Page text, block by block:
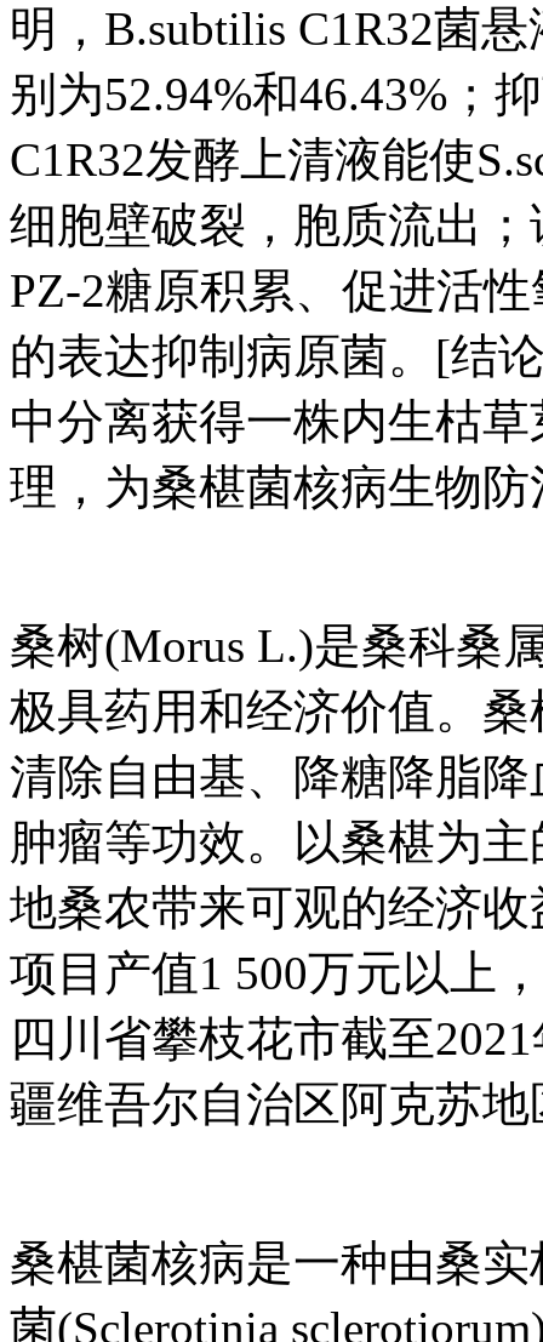
明，B.subtilis C1R32菌
别为52.94%和46.43%；
C1R32发酵上清液能使
细胞壁破裂，胞质流出；
PZ-2糖原积累、促进活
的表达抑制病原菌。[结
中分离获得一株内生枯
理，为桑椹菌核病生物
桑树(Morus L.)是桑科桑
极具药用和经济价值。
清除自由基、降糖降脂
肿瘤等功效。以桑椹为
地桑农带来可观的经济
项目产值1 500万元以上
四川省攀枝花市截至
疆维吾尔自治区阿克苏
桑椹菌核病是一种由桑实
菌(Sclerotinia